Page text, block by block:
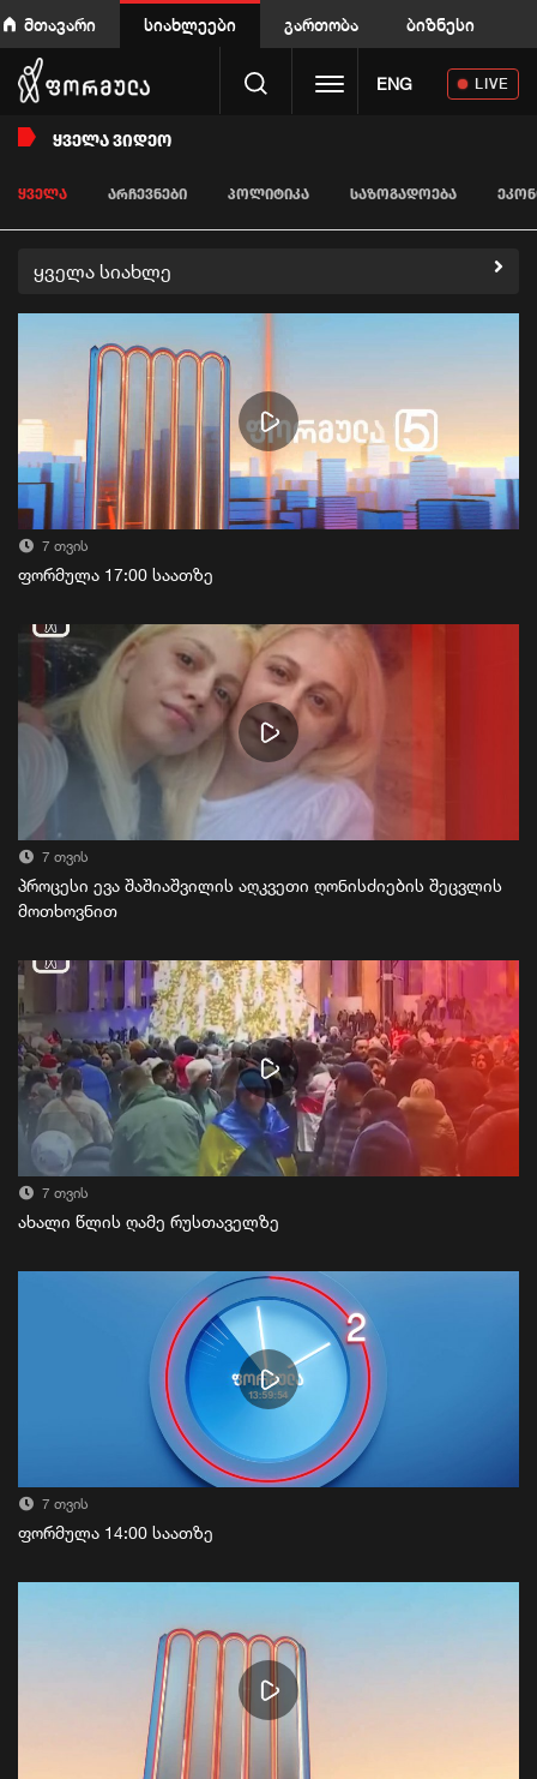
მთავარი სიახლეები გართობა ბიზნესი
Toggle navigation
ENG LIVE
ᲧᲕᲔᲚᲐ ᲕᲘᲓᲔᲝ
ᲧᲕᲔᲚᲐ ᲐᲠᲩᲔᲕᲜᲔᲑᲘ ᲞᲝᲚᲘᲢᲘᲙᲐ ᲡᲐᲖᲝᲒᲐᲓᲝᲔᲑᲐ
ყველა სიახლე
7 თვის
ფორმულა 17:00 საათზე
7 თვის
პროცესი ევა შაშიაშვილის აღკვეთი ღონისძიების შეცვლის
მოთხოვნით
7 თვის
ახალი წლის ღამე რუსთაველზე
7 თვის
ფორმულა 14:00 საათზე